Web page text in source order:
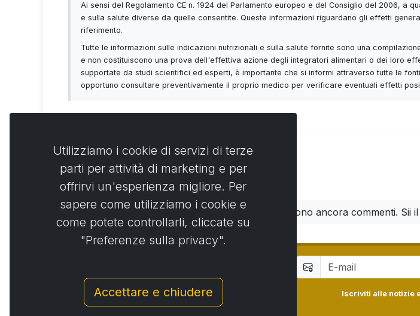
Ai sensi del Regolamento CE n. 1924 del Parlamento europeo e del Consiglio del 2006, a
e sulla salute diverse da quelle consentite. Queste informazioni riguardano gli effetti
riferimento.
Tutte le informazioni sulle indicazioni nutrizionali e sulla salute fornite sono una
e non costituiscono una prova dell'effettiva azione degli integratori alimentari o dei loro
supportate da studi scientifici ed esperti, è importante che si informi attraverso tutte le
opportuno consultare preventivamente il proprio medico per verificare eventuali effetti
0 Commenti
Non ci sono ancora commenti. Sii
© Copyright 2014 - 2026Activstar
Iscriviti alle notizie
Utilizziamo i cookie di servizi di terze
parti per attività di marketing e per
offrirvi un'esperienza migliore. Per
sapere come utilizziamo i cookie e
come potete controllarli, cliccate su
"Preferenze sulla privacy".
Accettare e chiudere